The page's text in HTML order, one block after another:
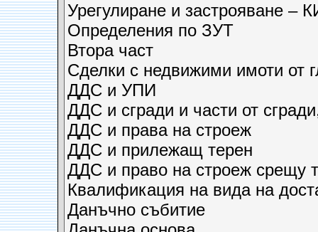
Урегулиране и застрояване –
Определения по ЗУТ
Втора част
Сделки с недвижими имоти от
ДДС и УПИ
ДДС и сгради и части от
ДДС и права на строеж
ДДС и прилежащ терен
ДДС и право на строеж срещу
Квалификация на вида на
Данъчно събитие